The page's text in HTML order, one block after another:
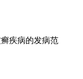
疾病的发病范